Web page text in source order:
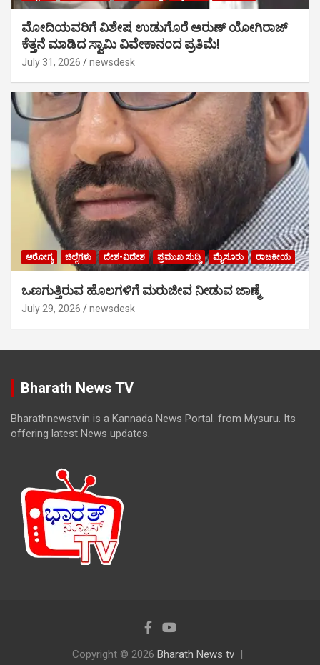
ಮೋದಿಯವರಿಗೆ ವಿಶೇಷ ಉಡುಗೊರೆ ಅರುಣ್ ಯೋಗಿರಾಜ್
ಕೆತ್ತನೆ ಮಾಡಿದ ಸ್ವಾಮಿ ವಿವೇಕಾನಂದ ಪ್ರತಿಮೆ!
July 31, 2026 newsdesk
ಆರೋಗ್ಯ ಜಿಲ್ಲೆಗಳು ದೇಶ-ವಿದೇಶ ಪ್ರಮುಖ ಸುದ್ದಿ ಮೈಸೂರು ರಾಜಕೀಯ
ಒಣಗುತ್ತಿರುವ ಹೊಲಗಳಿಗೆ ಮರುಜೀವ ನೀಡುವ ಜಾಣ್ಮೆ
July 29, 2026 newsdesk
Bharath News TV
Bharathnewstv.in is a Kannada News Portal. from Mysuru. Its
offering latest News updates.
Copyright © 2026 Bharath News tv